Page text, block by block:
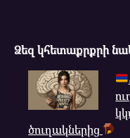
Ձեզ կհետաքրքրի
ծուղակներից